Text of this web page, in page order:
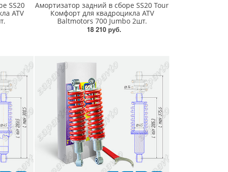
SS20
ATV
Амортизатор задний в сборе SS20 Tour
Комфорт для квадроцикла ATV
Baltmotors 700 Jumbo 2шт.
18 210 руб.